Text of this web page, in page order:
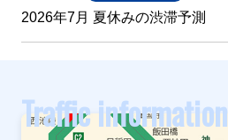
2026年7月 夏休みの渋滞予測
Traffic information